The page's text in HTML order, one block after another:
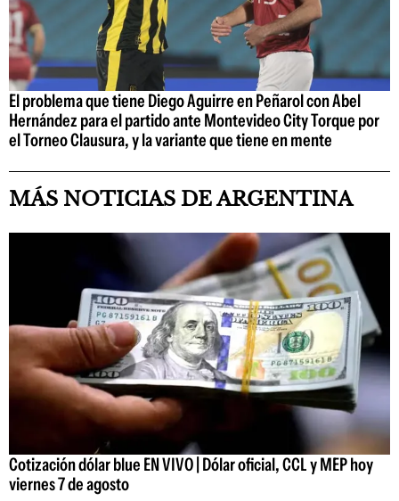
El problema que tiene Diego Aguirre en Peñarol con Abel
Hernández para el partido ante Montevideo City Torque por
el Torneo Clausura, y la variante que tiene en mente
MÁS NOTICIAS DE ARGENTINA
Cotización dólar blue EN VIVO | Dólar oficial, CCL y MEP hoy
viernes 7 de agosto